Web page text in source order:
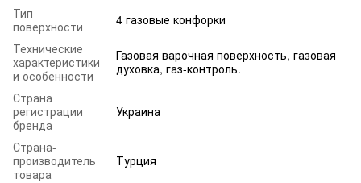
Тип
поверхности
4 газовые конфорки
Технические
характеристики
и особенности
Газовая варочная поверхность, газовая
духовка, газ-контроль.
Страна
регистрации
бренда
Украина
Страна-
производитель
товара
Турция